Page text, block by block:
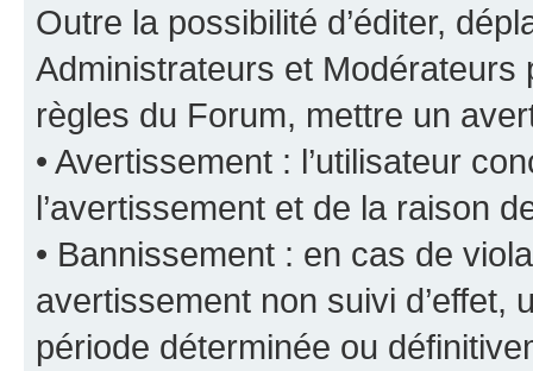
Outre la possibilité d’éditer,
Administrateurs et
règles du Forum, mettre un
• Avertissement : l’utilisateur
l’avertissement et de la raison
• Bannissement : en cas de
avertissement non suivi d’effet,
période déterminée ou